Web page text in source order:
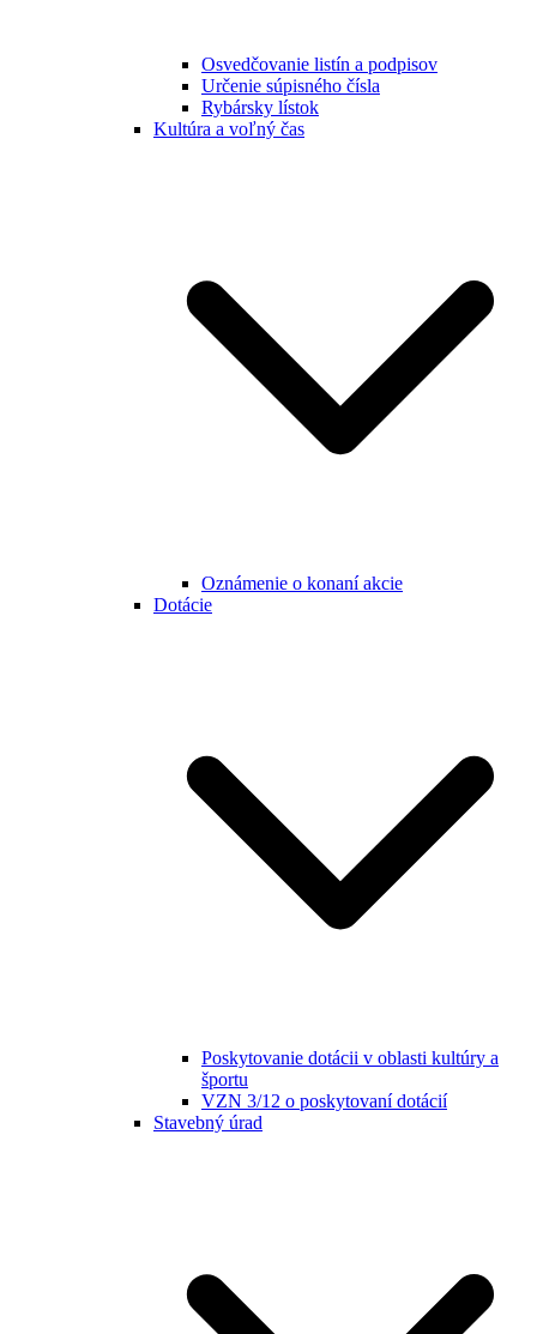
Osvedčovanie listín a podpisov
Určenie súpisného čísla
Rybársky lístok
Kultúra a voľný čas
Oznámenie o konaní akcie
Dotácie
Poskytovanie dotácii v oblasti kultúry a
športu
VZN 3/12 o poskytovaní dotácií
Stavebný úrad